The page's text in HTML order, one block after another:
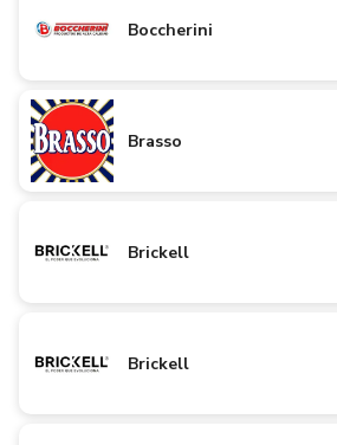
Boccherini
Brasso
Brickell
Brickell